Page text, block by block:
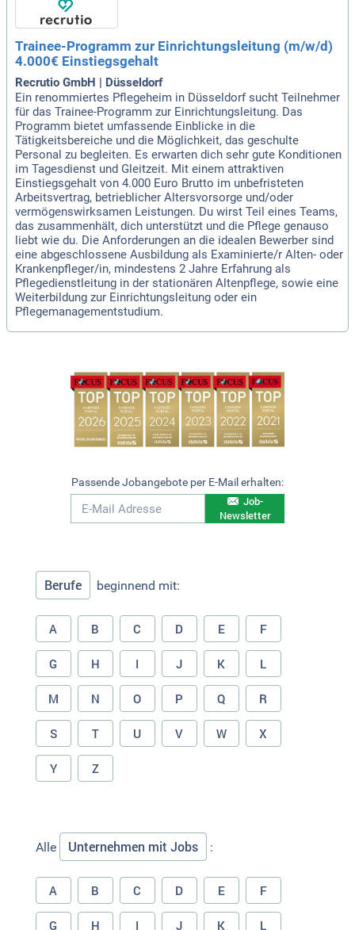
Trainee-Programm zur Einrichtungsleitung (m/w/d)
4.000€ Einstiegsgehalt
Recrutio GmbH | Düsseldorf
Ein renommiertes Pflegeheim in Düsseldorf sucht Teilnehmer
für das Trainee-Programm zur Einrichtungsleitung. Das
Programm bietet umfassende Einblicke in die
Tätigkeitsbereiche und die Möglichkeit, das geschulte
Personal zu begleiten. Es erwarten dich sehr gute Konditionen
im Tagesdienst und Gleitzeit. Mit einem attraktiven
Einstiegsgehalt von 4.000 Euro Brutto im unbefristeten
Arbeitsvertrag, betrieblicher Altersvorsorge und/oder
vermögenswirksamen Leistungen. Du wirst Teil eines Teams,
das zusammenhält, dich unterstützt und die Pflege genauso
liebt wie du. Die Anforderungen an die idealen Bewerber sind
eine abgeschlossene Ausbildung als Examinierte/r Alten- oder
Krankenpfleger/in, mindestens 2 Jahre Erfahrung als
Pflegedienstleitung in der stationären Altenpflege, sowie eine
Weiterbildung zur Einrichtungsleitung oder ein
Pflegemanagementstudium.
Passende Jobangebote per E-Mail erhalten:
Job-
Newsletter
Berufe beginnend mit:
A B C D E F
G H I J K L
M N O P Q R
S T U V W X
Y Z
Alle Unternehmen mit Jobs :
A B C D E F
G H I J K L